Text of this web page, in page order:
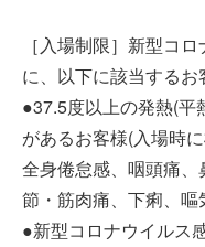
［入場制限］新型コ
に、以下に該当するお
●37.5度以上の発熱(平
があるお客様(入場時
全身倦怠感、咽頭痛
節・筋肉痛、下痢、嘔
●新型コロナウイルス